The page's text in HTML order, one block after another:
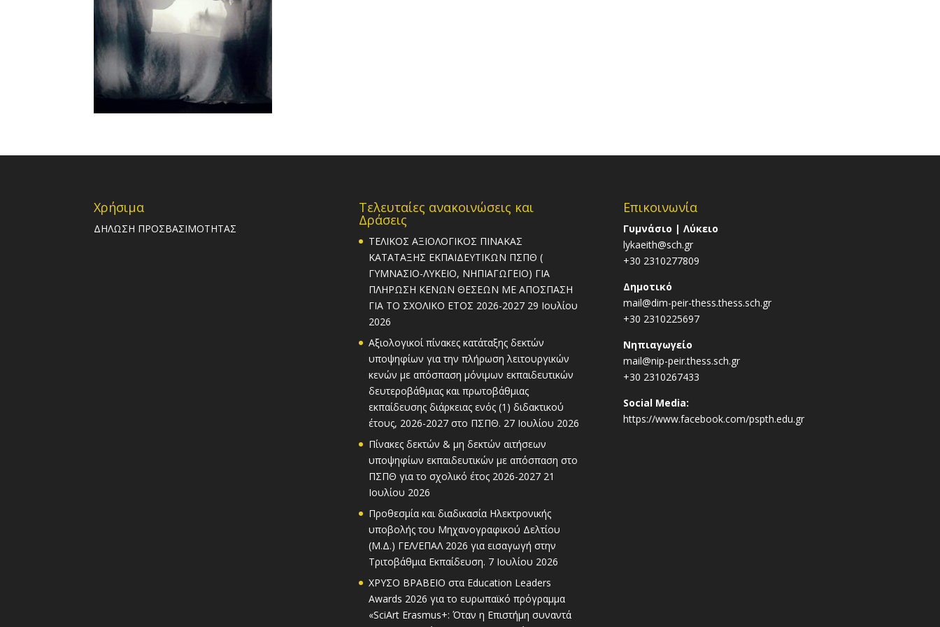
Χρήσιμα
ΔΗΛΩΣΗ ΠΡΟΣΒΑΣΙΜΟΤΗΤΑΣ
Τελευταίες ανακοινώσεις και
Δράσεις
ΤΕΛΙΚΟΣ ΑΞΙΟΛΟΓΙΚΟΣ ΠΙΝΑΚΑΣ
ΚΑΤΑΤΑΞΗΣ ΕΚΠΑΙΔΕΥΤΙΚΩΝ ΠΣΠΘ (
ΓΥΜΝΑΣΙΟ-ΛΥΚΕΙΟ, ΝΗΠΙΑΓΩΓΕΙΟ) ΓΙΑ
ΠΛΗΡΩΣΗ ΚΕΝΩΝ ΘΕΣΕΩΝ ΜΕ ΑΠΟΣΠΑΣΗ
ΓΙΑ ΤΟ ΣΧΟΛΙΚΟ ΕΤΟΣ 2026-2027 29 Ιουλίου
2026
Αξιολογικοί πίνακες κατάταξης δεκτών
υποψηφίων για την πλήρωση λειτουργικών
κενών με απόσπαση μόνιμων εκπαιδευτικών
δευτεροβάθμιας και πρωτοβάθμιας
εκπαίδευσης διάρκειας ενός (1) διδακτικού
έτους, 2026-2027 στο ΠΣΠΘ. 27 Ιουλίου 2026
Πίνακες δεκτών & μη δεκτών αιτήσεων
υποψηφίων εκπαιδευτικών με απόσπαση στο
ΠΣΠΘ για το σχολικό έτος 2026-2027 21
Ιουλίου 2026
Προθεσμία και διαδικασία Ηλεκτρονικής
υποβολής του Μηχανογραφικού Δελτίου
(Μ.Δ.) ΓΕΛ/ΕΠΑΛ 2026 για εισαγωγή στην
Τριτοβάθμια Εκπαίδευση. 7 Ιουλίου 2026
ΧΡΥΣΟ ΒΡΑΒΕΙΟ στα Education Leaders
Awards 2026 για το ευρωπαϊκό πρόγραμμα
«SciArt Erasmus+: Όταν η Επιστήμη συναντά
Επικοινωνία
Γυμνάσιο | Λύκειο
lykaeith@sch.gr
+30 2310277809
Δημοτικό
mail@dim-peir-thess.thess.sch.gr
+30 2310225697
Νηπιαγωγείο
mail@nip-peir.thess.sch.gr
+30 2310267433
Social Media:
https://www.facebook.com/pspth.edu.gr